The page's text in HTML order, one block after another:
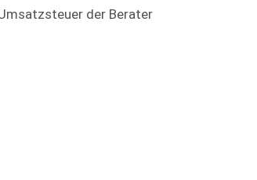
der Berater